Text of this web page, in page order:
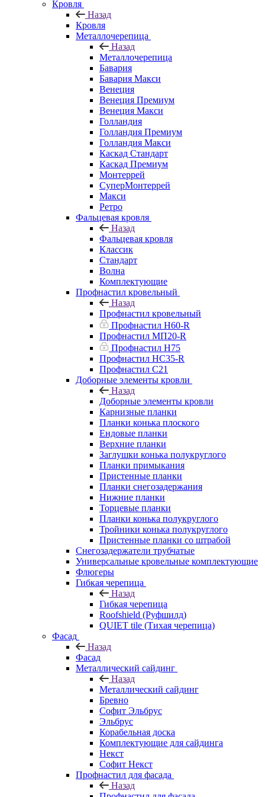
Кровля
Назад
Кровля
Металлочерепица
Назад
Металлочерепица
Бавария
Бавария Макси
Венеция
Венеция Премиум
Венеция Макси
Голландия
Голландия Премиум
Голландия Макси
Каскад Стандарт
Каскад Премиум
Монтеррей
СуперМонтеррей
Макси
Ретро
Фальцевая кровля
Назад
Фальцевая кровля
Классик
Стандарт
Волна
Комплектующие
Профнастил кровельный
Назад
Профнастил кровельный
Профнастил Н60-R
Профнастил МП20-R
Профнастил Н75
Профнастил НС35-R
Профнастил С21
Доборные элементы кровли
Назад
Доборные элементы кровли
Карнизные планки
Планки конька плоского
Ендовые планки
Верхние планки
Заглушки конька полукруглого
Планки примыкания
Пристенные планки
Планки снегозадержания
Нижние планки
Торцевые планки
Планки конька полукруглого
Тройники конька полукруглого
Пристенные планки со штрабой
Снегозадержатели трубчатые
Универсальные кровельные комплектующие
Флюгеры
Гибкая черепица
Назад
Гибкая черепица
Roofshield (Руфшилд)
QUIET tile (Тихая черепица)
Фасад
Назад
Фасад
Металлический сайдинг
Назад
Металлический сайдинг
Бревно
Софит Эльбрус
Эльбрус
Корабельная доска
Комплектующие для сайдинга
Некст
Софит Некст
Профнастил для фасада
Назад